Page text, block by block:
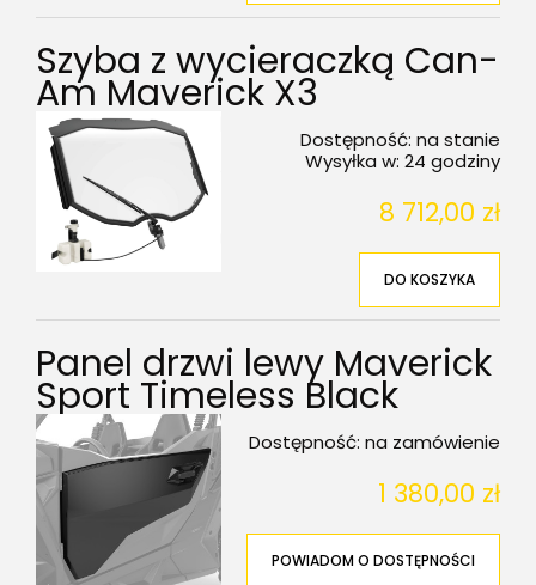
Szyba z wycieraczką Can-
Am Maverick X3
Dostępność: na stanie
Wysyłka w: 24 godziny
8 712,00 zł
DO KOSZYKA
Panel drzwi lewy Maverick
Sport Timeless Black
Dostępność: na zamówienie
1 380,00 zł
POWIADOM O DOSTĘPNOŚCI